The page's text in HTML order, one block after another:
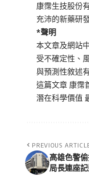
康霈生技股份
充沛的新藥研
*聲明
本文章及網站
受不確定性、
與預測性敘述
這篇文章 康霈
潛在科學價值
PREVIOUS
高雄色警
局長連座